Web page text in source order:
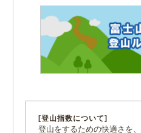
[登山指数について]
登山をするための快適さを